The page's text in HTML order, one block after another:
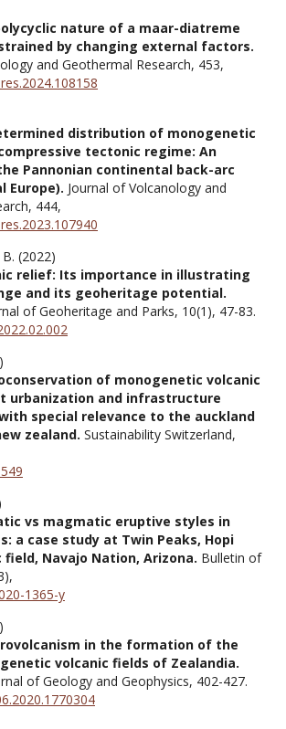
nature of a maar-diatreme
by changing external factors.
and Geothermal Research, 453,
distribution of monogenetic
tectonic regime: An
Pannonian continental back-arc
Europe). Journal of Volcanology and
444,
(2022)
relief: Its importance in illustrating
and its geoheritage potential.
of Geoheritage and Parks, 10(1), 47-83.
of monogenetic volcanic
urbanization and infrastructure
special relevance to the auckland
zealand. Sustainability Switzerland,
vs magmatic eruptive styles in
a case study at Twin Peaks, Hopi
Navajo Nation, Arizona. Bulletin of
1365-y
in the formation of the
volcanic fields of Zealandia.
of Geology and Geophysics, 402-427.